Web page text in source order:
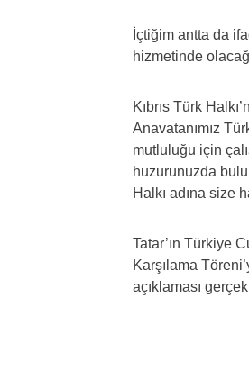
İçtiğim antta da
hizmetinde
Kıbrıs Türk
Anavatanımız
mutluluğu için
huzurunuzda
Halkı adına size
Tatar’ın Türkiye
Karşılama
açıklaması